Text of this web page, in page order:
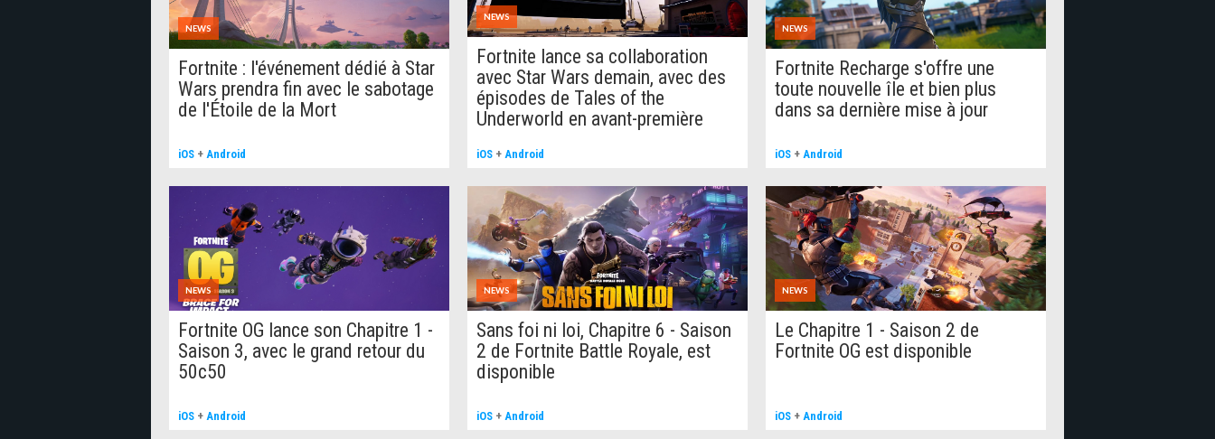
NEWS
Fortnite : l'événement dédié à Star
Wars prendra fin avec le sabotage
de l'Étoile de la Mort
iOS + Android
NEWS
Fortnite lance sa collaboration
avec Star Wars demain, avec des
épisodes de Tales of the
Underworld en avant-première
iOS + Android
NEWS
Fortnite Recharge s'offre une
toute nouvelle île et bien plus
dans sa dernière mise à jour
iOS + Android
NEWS
Fortnite OG lance son Chapitre 1 -
Saison 3, avec le grand retour du
50c50
iOS + Android
NEWS
Sans foi ni loi, Chapitre 6 - Saison
2 de Fortnite Battle Royale, est
disponible
iOS + Android
NEWS
Le Chapitre 1 - Saison 2 de
Fortnite OG est disponible
iOS + Android